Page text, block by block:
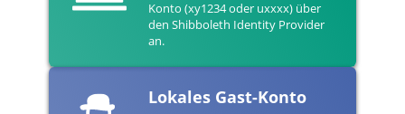
Konto (xy1234 oder uxxxx) über
den Shibboleth Identity Provider
an.
Lokales Gast-Konto